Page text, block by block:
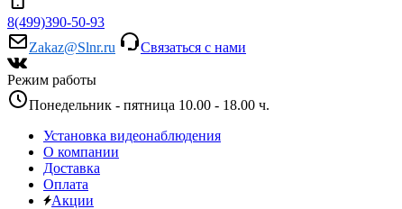
8(499)390-50-93
Zakaz@Slnr.ru
Связаться с нами
Режим работы
Понедельник - пятница 10.00 - 18.00 ч.
Установка видеонаблюдения
О компании
Доставка
Оплата
Акции